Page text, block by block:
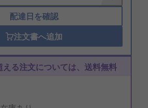
配達日を確認
注文書へ追加
る注文については、送料無料